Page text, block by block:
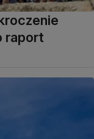
raport